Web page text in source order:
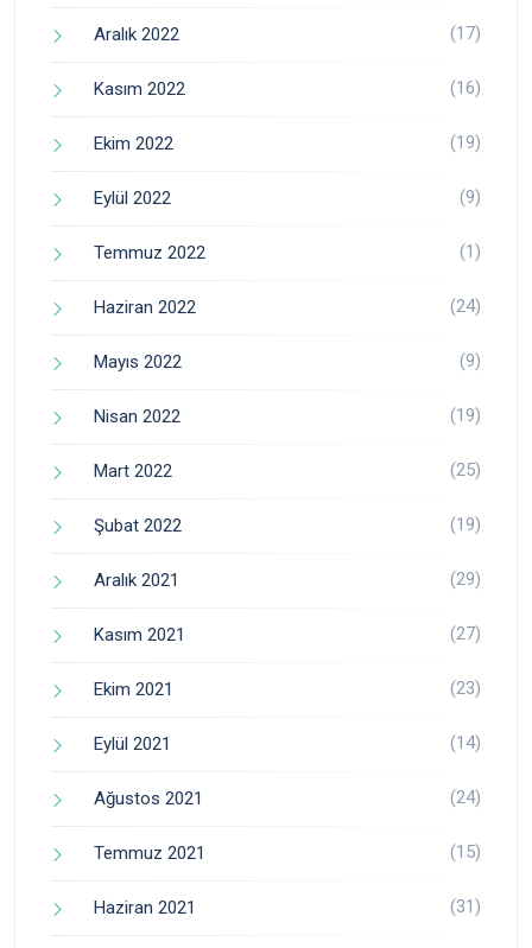
Aralık 2022 (17)
Kasım 2022 (16)
Ekim 2022 (19)
Eylül 2022 (9)
Temmuz 2022 (1)
Haziran 2022 (24)
Mayıs 2022 (9)
Nisan 2022 (19)
Mart 2022 (25)
Şubat 2022 (19)
Aralık 2021 (29)
Kasım 2021 (27)
Ekim 2021 (23)
Eylül 2021 (14)
Ağustos 2021 (24)
Temmuz 2021 (15)
Haziran 2021 (31)